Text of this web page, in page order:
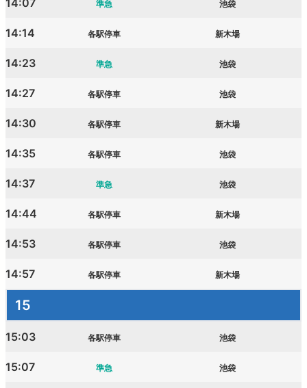
14:07 準急 池袋
14:14 各駅停車 新木場
14:23 準急 池袋
14:27 各駅停車 池袋
14:30 各駅停車 新木場
14:35 各駅停車 池袋
14:37 準急 池袋
14:44 各駅停車 新木場
14:53 各駅停車 池袋
14:57 各駅停車 新木場
15
15:03 各駅停車 池袋
15:07 準急 池袋